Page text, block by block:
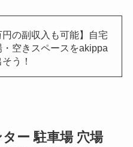
円の副収入も可能】自宅
空きスペースをakippa
う！
ター 駐車場 穴場